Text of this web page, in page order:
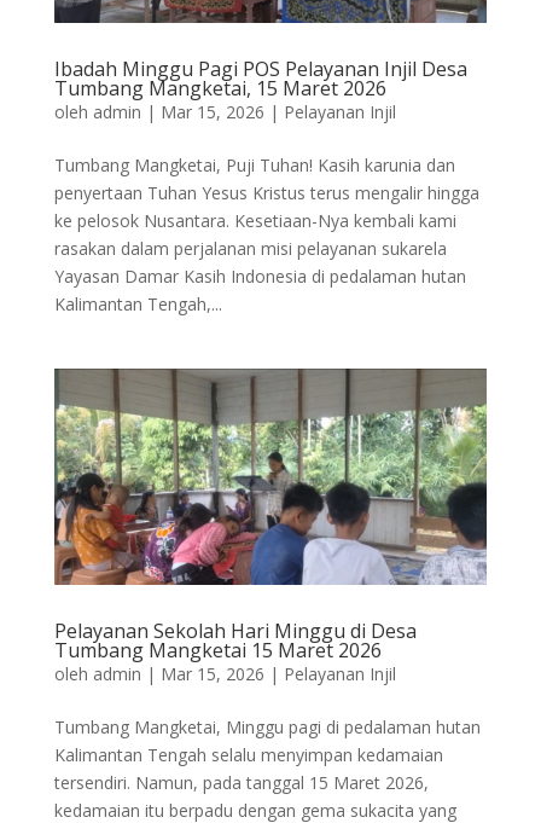
Ibadah Minggu Pagi POS Pelayanan Injil Desa
Tumbang Mangketai, 15 Maret 2026
oleh admin | Mar 15, 2026 | Pelayanan Injil
Tumbang Mangketai, Puji Tuhan! Kasih karunia dan
penyertaan Tuhan Yesus Kristus terus mengalir hingga
ke pelosok Nusantara. Kesetiaan-Nya kembali kami
rasakan dalam perjalanan misi pelayanan sukarela
Yayasan Damar Kasih Indonesia di pedalaman hutan
Kalimantan Tengah,...
Pelayanan Sekolah Hari Minggu di Desa
Tumbang Mangketai 15 Maret 2026
oleh admin | Mar 15, 2026 | Pelayanan Injil
Tumbang Mangketai, Minggu pagi di pedalaman hutan
Kalimantan Tengah selalu menyimpan kedamaian
tersendiri. Namun, pada tanggal 15 Maret 2026,
kedamaian itu berpadu dengan gema sukacita yang